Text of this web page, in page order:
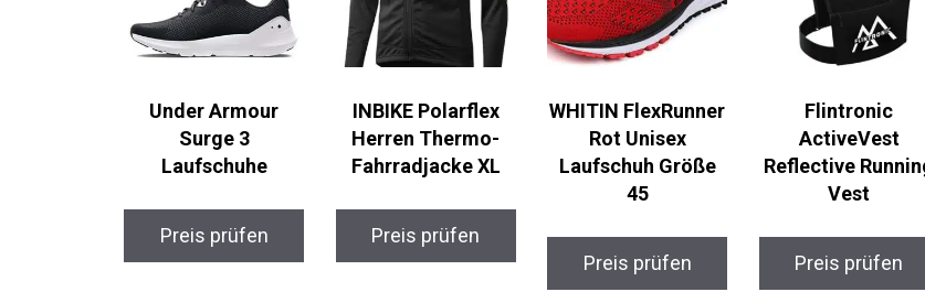
Under Armour
Surge 3
Laufschuhe
Preis prüfen
INBIKE Polarflex
Herren Thermo-
Fahrradjacke XL
Preis prüfen
WHITIN FlexRunner
Rot Unisex
Laufschuh Größe
45
Preis prüfen
Flintronic
ActiveVest
Reflective Running
Vest
Preis prüfen